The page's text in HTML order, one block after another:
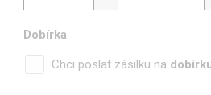
Dobírka
Chci poslat zásilku na